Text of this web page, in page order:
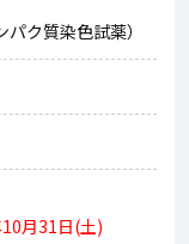
ク質染色試薬）
月31日(土)